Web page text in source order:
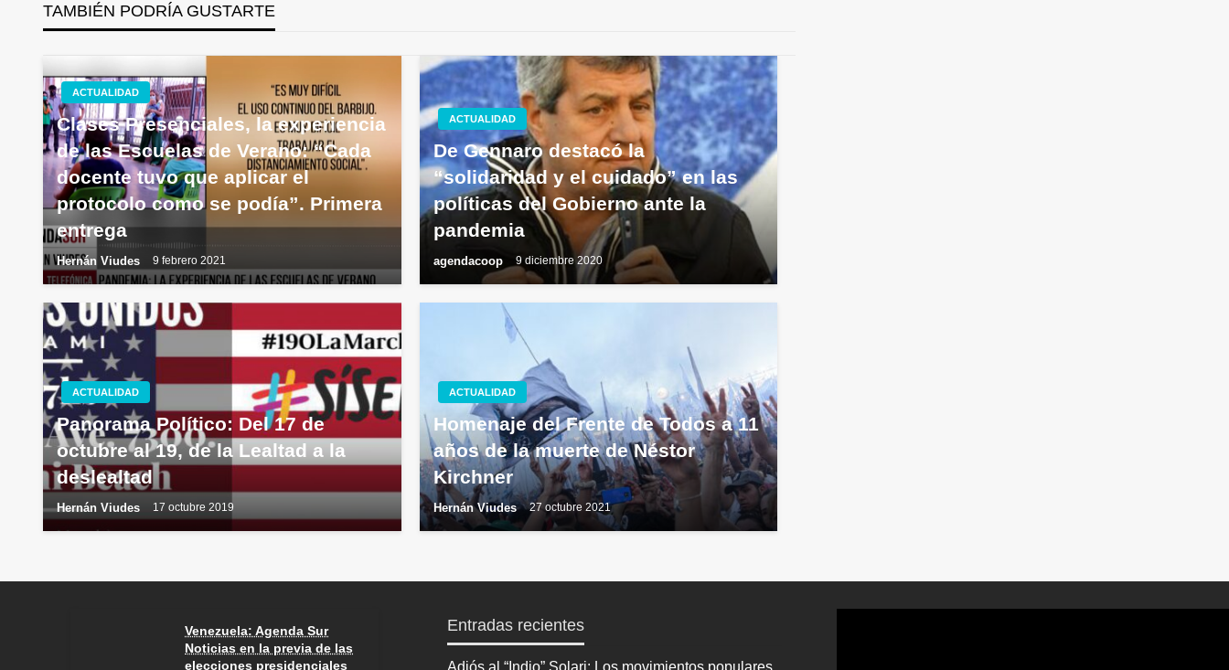
entradas
TAMBIÉN PODRÍA GUSTARTE
ACTUALIDAD
Clases Presenciales, la experiencia
de las Escuelas de Verano: “Cada
docente tuvo que aplicar el
protocolo como se podía”. Primera
entrega
Hernán Viudes 9 febrero 2021
ACTUALIDAD
De Gennaro destacó la
“solidaridad y el cuidado” en las
políticas del Gobierno ante la
pandemia
agendacoop 9 diciembre 2020
ACTUALIDAD
Panorama Político: Del 17 de
octubre al 19, de la Lealtad a la
deslealtad
Hernán Viudes 17 octubre 2019
ACTUALIDAD
Homenaje del Frente de Todos a 11
años de la muerte de Néstor
Kirchner
Hernán Viudes 27 octubre 2021
Venezuela: Agenda Sur
Noticias en la previa de las
elecciones presidenciales
Entradas recientes
Adiós al “Indio” Solari: Los movimientos populares